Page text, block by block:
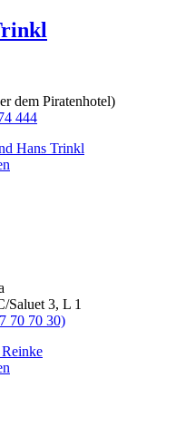
dem Piratenhotel)
444
Hans Trinkl
Saluet 3, L 1
70 70 30)